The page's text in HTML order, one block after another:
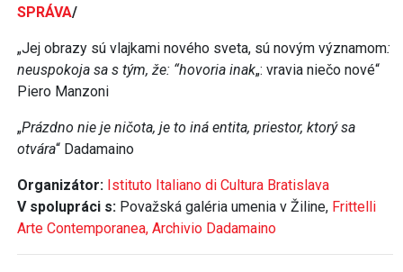
SPRÁVA/
„Jej obrazy sú vlajkami nového sveta, sú novým významom:
neuspokoja sa s tým, že: “hovoria inak„: vravia niečo nové“
Piero Manzoni
„Prázdno nie je ničota, je to iná entita, priestor, ktorý sa
otvára“ Dadamaino
Organizátor: Istituto Italiano di Cultura Bratislava
V spolupráci s: Považská galéria umenia v Žiline, Frittelli
Arte Contemporanea, Archivio Dadamaino